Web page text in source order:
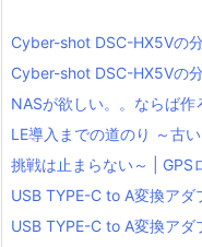
Cyber-shot DSC-HX5Vの
Cyber-shot DSC-HX5Vの
NASが欲しい。。ならば
LE導入までの道のり ～古
挑戦は止まらない～ | GPS
USB TYPE-C to A変換アダ
USB TYPE-C to A変換アダ